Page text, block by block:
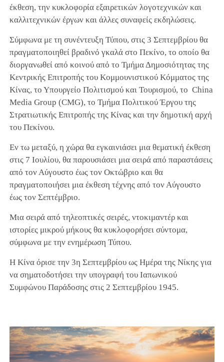
έκθεση, την κυκλοφορία εξαιρετικών λογοτεχνικών και
καλλιτεχνικών έργων και άλλες συναφείς εκδηλώσεις.
Σύμφωνα με τη συνέντευξη Τύπου, στις 3 Σεπτεμβρίου θα
πραγματοποιηθεί βραδινό γκαλά στο Πεκίνο, το οποίο θα
διοργανωθεί από κοινού από το Τμήμα Δημοσιότητας της
Κεντρικής Επιτροπής του Κομμουνιστικού Κόμματος της
Κίνας, το Υπουργείο Πολιτισμού και Τουρισμού, το China
Media Group (CMG), το Τμήμα Πολιτικού Έργου της
Στρατιωτικής Επιτροπής της Κίνας και την δημοτική αρχή
του Πεκίνου.
Εν τω μεταξύ, η χώρα θα εγκαινιάσει μια θεματική έκθεση
στις 7 Ιουλίου, θα παρουσιάσει μια σειρά από παραστάσεις
από τον Αύγουστο έως τον Οκτώβριο και θα
πραγματοποιήσει μια έκθεση τέχνης από τον Αύγουστο
έως τον Σεπτέμβριο.
Μια σειρά από τηλεοπτικές σειρές, ντοκιμαντέρ και
ιστορίες μικρού μήκους θα κυκλοφορήσει σύντομα,
σύμφωνα με την ενημέρωση Τύπου.
Η Κίνα όρισε την 3η Σεπτεμβρίου ως Ημέρα της Νίκης για
να σηματοδοτήσει την υπογραφή του Ιαπωνικού
Συμφώνου Παράδοσης στις 2 Σεπτεμβρίου 1945.